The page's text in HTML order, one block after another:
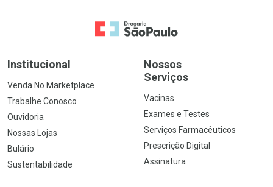
Ir para a Home
Institucional
Venda No Marketplace
Trabalhe Conosco
Ouvidoria
Nossas Lojas
Bulário
Sustentabilidade
Nossos
Serviços
Vacinas
Exames e Testes
Serviços Farmacêuticos
Prescrição Digital
Assinatura